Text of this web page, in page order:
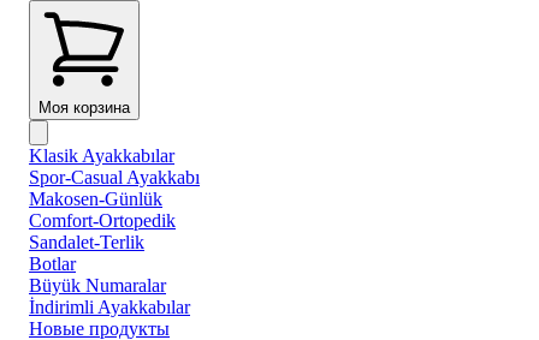
Моя корзина
Klasik Ayakkabılar
Spor-Casual Ayakkabı
Makosen-Günlük
Comfort-Ortopedik
Sandalet-Terlik
Botlar
Büyük Numaralar
İndirimli Ayakkabılar
Новые продукты